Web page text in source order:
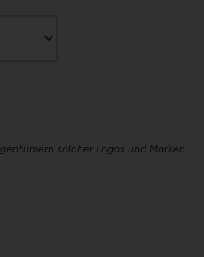
solcher Logos und Marken.